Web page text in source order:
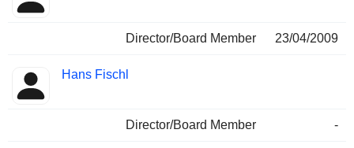
Director/Board Member 23/04/2009
Hans Fischl
Director/Board Member -